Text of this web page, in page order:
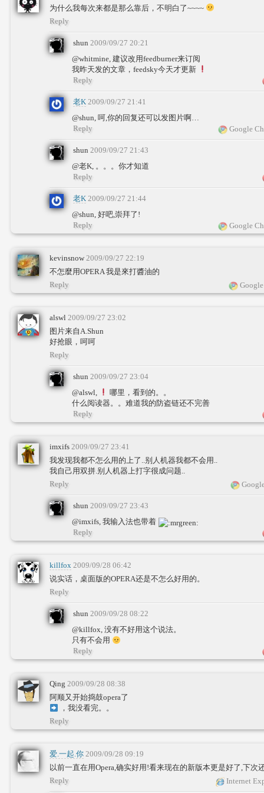
为什么我每次来都是那么靠后，不明白了~~~~
Reply
shun 2009/09/27 20:21
@whitmine, 建议改用feedburner来订阅
我昨天发的文章，feedsky今天才更新
Reply
老K 2009/09/27 21:41
@shun, 呵,你的回复还可以发图片啊…
Google
Reply
shun 2009/09/27 21:43
@老K, 。。。你才知道
Reply
老K 2009/09/27 21:44
@shun, 好吧,崇拜了!
Google
Reply
kevinsnow 2009/09/27 22:19
不怎麼用OPERA 我是來打醬油的
Reply
alswl 2009/09/27 23:02
图片来自A.Shun
好抢眼，呵呵
Reply
shun 2009/09/27 23:04
@alswl,
哪里，看到的。。
什么阅读器。。难道我的防盗链还不完善
Reply
imxifs 2009/09/27 23:41
我发现我都不怎么用的上了..别人机器我都不会用..
我自己用双拼.别人机器上打字很成问题..
Reply
shun 2009/09/27 23:43
@imxifs, 我输入法也带着
Reply
killfox 2009/09/28 06:42
说实话，桌面版的OPERA还是不怎么好用的。
Reply
shun 2009/09/28 08:22
@killfox, 没有不好用这个说法。
只有不会用
Reply
Qing 2009/09/28 08:38
阿顺又开始捣鼓opera了
，我没看完。。
Reply
爱.一起.你 2009/09/28 09:19
以前一直在用Opera,确实好用!看来现在的新版本更是好了,下次
Internet
Reply